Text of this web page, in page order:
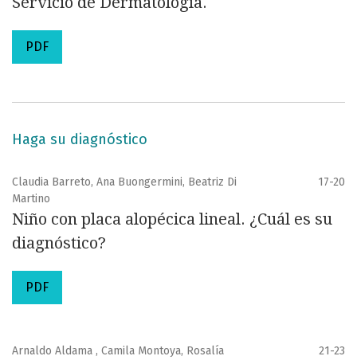
PDF
Haga su diagnóstico
Claudia Barreto, Ana Buongermini, Beatriz Di
Martino
17-20
Niño con placa alopécica lineal. ¿Cuál es su
diagnóstico?
PDF
Arnaldo Aldama , Camila Montoya, Rosalía
21-23